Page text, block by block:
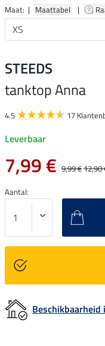
Maat: | Maattabel |
STEEDS
tanktop Anna
4.5 17
Leverbaar
7,99 € 9,99 €12,90
Aantal:
Beschikbaarheid